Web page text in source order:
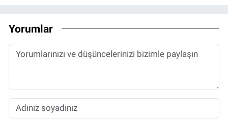
Yorumlar